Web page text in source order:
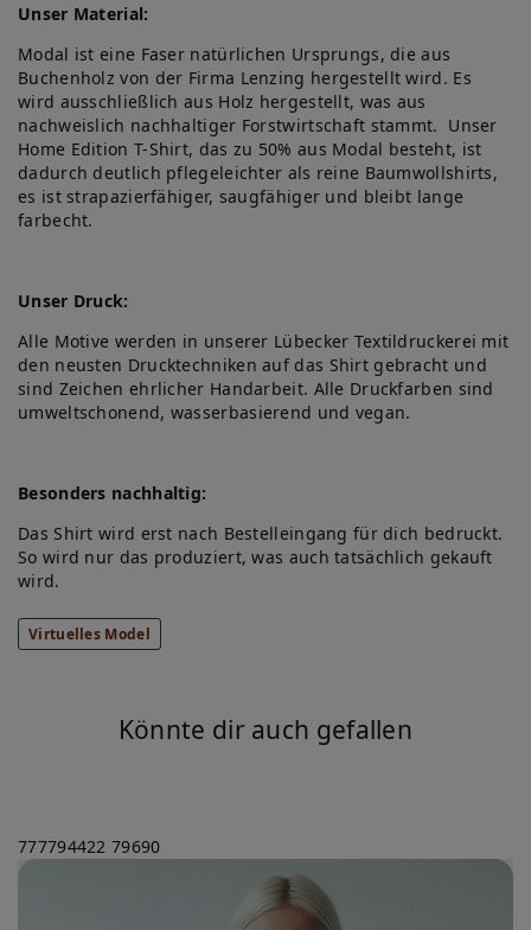
Unser Material:
Modal ist eine Faser natürlichen Ursprungs, die aus
Buchenholz von der Firma Lenzing hergestellt wird. Es
wird ausschließlich aus Holz hergestellt, was aus
nachweislich nachhaltiger Forstwirtschaft stammt. Unser
Home Edition T-Shirt, das zu 50% aus Modal besteht, ist
dadurch deutlich pflegeleichter als reine Baumwollshirts,
es ist strapazierfähiger, saugfähiger und bleibt lange
farbecht.
Unser Druck:
Alle Motive werden in unserer Lübecker Textildruckerei mit
den neusten Drucktechniken auf das Shirt gebracht und
sind Zeichen ehrlicher Handarbeit. Alle Druckfarben sind
umweltschonend, wasserbasierend und vegan.
Besonders nachhaltig:
Das Shirt wird erst nach Bestelleingang für dich bedruckt.
So wird nur das produziert, was auch tatsächlich gekauft
wird.
Virtuelles Model
Könnte dir auch gefallen
777794422 79690